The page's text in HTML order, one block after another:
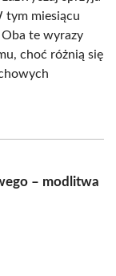
tym miesiącu
te wyrazy
choć różnią się
– modlitwa